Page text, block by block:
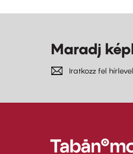
Maradj
Iratkozz fel